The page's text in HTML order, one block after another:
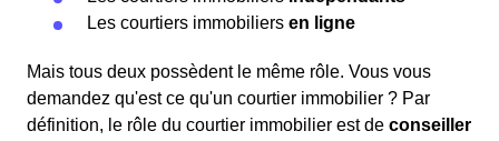
Les courtiers immobiliers en ligne
Mais tous deux possèdent le même rôle. Vous vous
demandez qu'est ce qu'un courtier immobilier ? Par
définition, le rôle du courtier immobilier est de conseiller